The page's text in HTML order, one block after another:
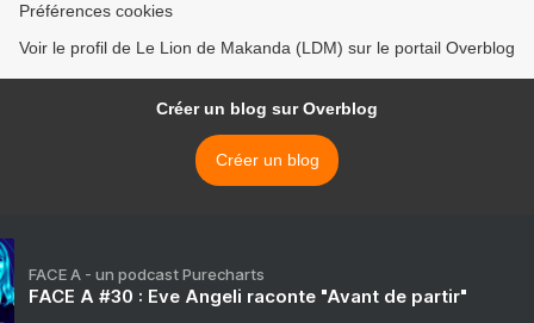
Préférences cookies
Voir le profil de Le Lion de Makanda (LDM) sur le portail Overblog
Créer un blog sur Overblog
Créer un blog
FACE A - un podcast Purecharts
FACE A #30 : Eve Angeli raconte "Avant de partir"